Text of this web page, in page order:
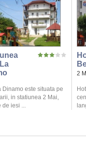
Dinamo este situata pe
in statiunea 2 Mai,
de iesi ...
2